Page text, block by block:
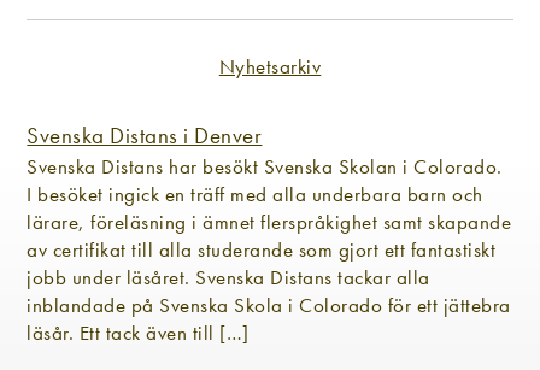
Nyhetsarkiv
Svenska Distans i Denver
Svenska Distans har besökt Svenska Skolan i Colorado.
I besöket ingick en träff med alla underbara barn och
lärare, föreläsning i ämnet flerspråkighet samt skapande
av certifikat till alla studerande som gjort ett fantastiskt
jobb under läsåret. Svenska Distans tackar alla
inblandade på Svenska Skola i Colorado för ett jättebra
läsår. Ett tack även till […]